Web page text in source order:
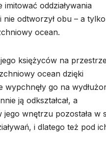
oddziaływania
odtworzył obu – a
ocean.
księżyców na
ocean dzięki
wypchnęły go na
ją odkształcał, a
wnętrzu pozostała w
i dlatego też pod